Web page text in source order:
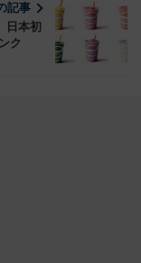
記事
日本初
ク